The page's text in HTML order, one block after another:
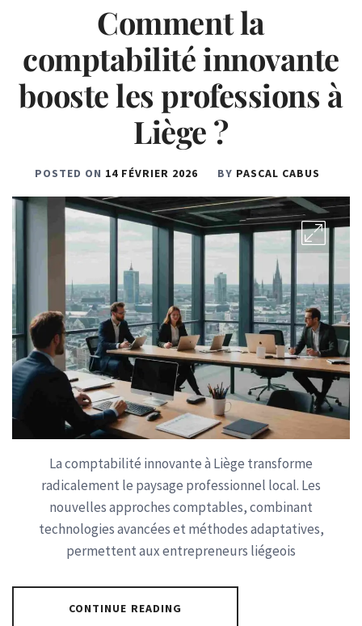
Comment la
comptabilité innovante
booste les professions à
Liège ?
POSTED ON 14 FÉVRIER 2026 BY PASCAL CABUS
La comptabilité innovante à Liège transforme
radicalement le paysage professionnel local. Les
nouvelles approches comptables, combinant
technologies avancées et méthodes adaptatives,
permettent aux entrepreneurs liégeois
CONTINUE READING